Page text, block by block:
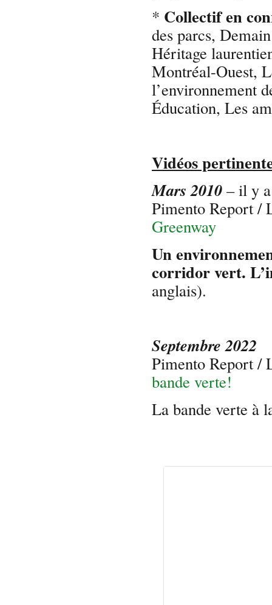
* Collectif en
des parcs,
Héritage
Montréal-Ouest,
l’environnement
Éducation, Les
Vidéos
Mars 2010 – il y
Pimento Report
Greenway
Un
corridor vert.
anglais).
Septembre 2022
Pimento Report /
bande verte!
La bande verte à